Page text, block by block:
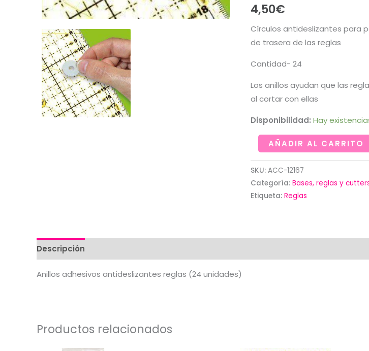
4,50€
Círculos antideslizantes para
de trasera de las reglas
Cantidad- 24
Los anillos ayudan que las
al cortar con ellas
Disponibilidad: Hay
Anillos
adhesivos
antideslizantes
reglas
(24
AÑADIR AL CARRITO
SKU: ACC-12167
Categoría: Bases, reglas y
Etiqueta: Reglas
Descripción
Anillos adhesivos antideslizantes reglas (24 unidades)
Productos relacionados